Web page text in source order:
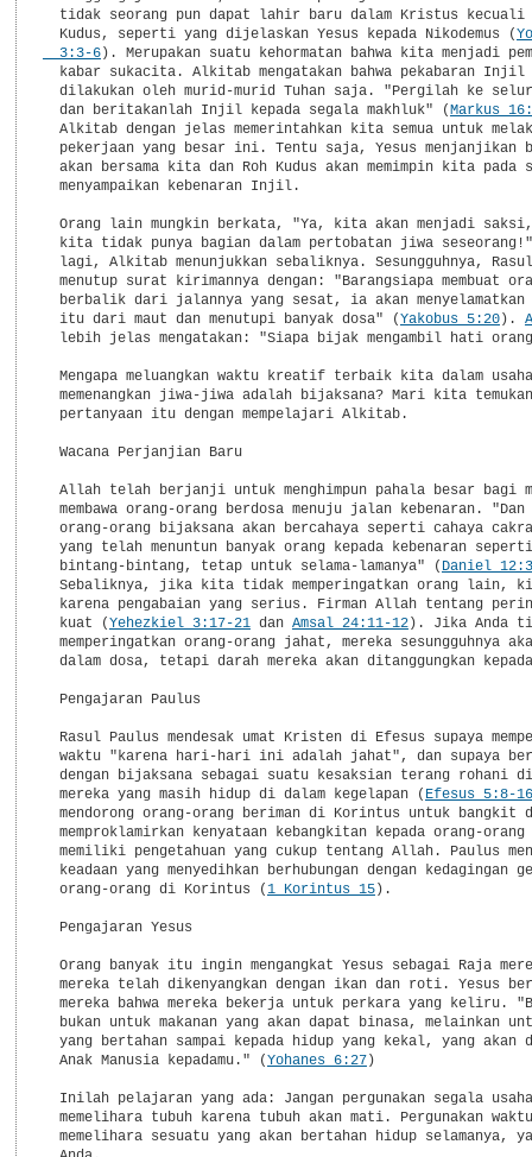
tidak seorang pun dapat lahir baru dalam Kristus kecuali
  Kudus, seperti yang dijelaskan Yesus kepada Nikodemus (
  3:3-6
). Merupakan suatu kehormatan bahwa kita menjadi
kabar sukacita. Alkitab mengatakan bahwa pekabaran Injil
dilakukan oleh murid-murid Tuhan saja. "Pergilah ke
  dan beritakanlah Injil kepada segala makhluk" (
Markus
Alkitab dengan jelas memerintahkan kita semua untuk
pekerjaan yang besar ini. Tentu saja, Yesus menjanjikan
akan bersama kita dan Roh Kudus akan memimpin kita pada
  menyampaikan kebenaran Injil.
Orang lain mungkin berkata, "Ya, kita akan menjadi
kita tidak punya bagian dalam pertobatan jiwa
lagi, Alkitab menunjukkan sebaliknya. Sesungguhnya,
menutup surat kirimannya dengan: "Barangsiapa membuat
berbalik dari jalannya yang sesat, ia akan menyelamatkan
  itu dari maut dan menutupi banyak dosa" (
Yakobus 5:20).
lebih jelas mengatakan: "Siapa bijak mengambil hati
  Mengapa meluangkan waktu kreatif terbaik kita dalam usaha
memenangkan jiwa-jiwa adalah bijaksana? Mari kita
  pertanyaan itu dengan mempelajari Alkitab.
  Wacana Perjanjian Baru
Allah telah berjanji untuk menghimpun pahala besar bagi
  membawa orang-orang berdosa menuju jalan kebenaran. "Dan
orang-orang bijaksana akan bercahaya seperti cahaya
  yang telah menuntun banyak orang kepada kebenaran seperti
  bintang-bintang, tetap untuk selama-lamanya" (
Daniel 12:3
Sebaliknya, jika kita tidak memperingatkan orang lain,
karena pengabaian yang serius. Firman Allah tentang
  kuat (
Yehezkiel 3:17-21 dan Amsal 24:11-12). Jika Anda
memperingatkan orang-orang jahat, mereka sesungguhnya
dalam dosa, tetapi darah mereka akan ditanggungkan
  Pengajaran Paulus
Rasul Paulus mendesak umat Kristen di Efesus supaya
waktu "karena hari-hari ini adalah jahat", dan supaya
dengan bijaksana sebagai suatu kesaksian terang rohani
  mereka yang masih hidup di dalam kegelapan (
Efesus 5:8-16
mendorong orang-orang beriman di Korintus untuk bangkit
memproklamirkan kenyataan kebangkitan kepada orang-orang
memiliki pengetahuan yang cukup tentang Allah. Paulus
keadaan yang menyedihkan berhubungan dengan kedagingan
  orang-orang di Korintus (
1 Korintus 15).
  Pengajaran Yesus
Orang banyak itu ingin mengangkat Yesus sebagai Raja
mereka telah dikenyangkan dengan ikan dan roti. Yesus
mereka bahwa mereka bekerja untuk perkara yang keliru.
bukan untuk makanan yang akan dapat binasa, melainkan
yang bertahan sampai kepada hidup yang kekal, yang akan
  Anak Manusia kepadamu." (
Yohanes 6:27)
Inilah pelajaran yang ada: Jangan pergunakan segala
memelihara tubuh karena tubuh akan mati. Pergunakan
memelihara sesuatu yang akan bertahan hidup selamanya,